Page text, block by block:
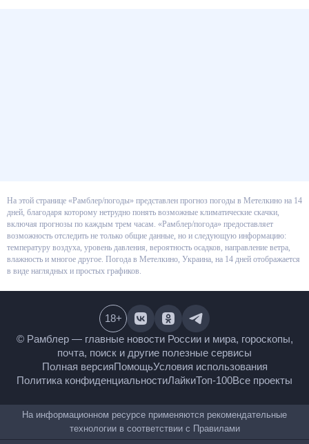
На этой странице «Рамблер/погоды» представлен прогноз погоды в
Метелкино на 14 дней, благодаря которому нетрудно понять возможные
климатические скачки, включая прогнозы по каждым трем часам.
«Рамблер/погода» предоставляет возможность отследить не только
общие данные, но и следующую информацию: температуру воздуха,
уровень давления, вероятность осадков, направление ветра, влажность и
многое другое. Погода в Метелкино, Украина, на 14 дней отображается в
© Рамблер — главные новости России и мира,
гороскопы, почта, поиск и другие полезные сервисы
Полная версияПомощьУсловия использования
Все проекты
18+
На информационном ресурсе применяются